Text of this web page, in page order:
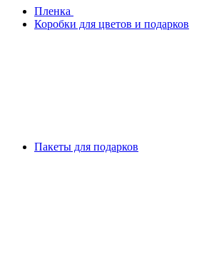
Плeнка
Коробки для цветов и подарков
Пакеты для подарков